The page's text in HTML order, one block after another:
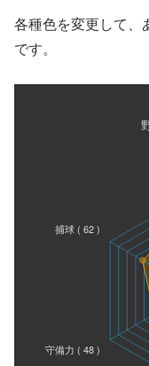
各種色を変更して、
です。